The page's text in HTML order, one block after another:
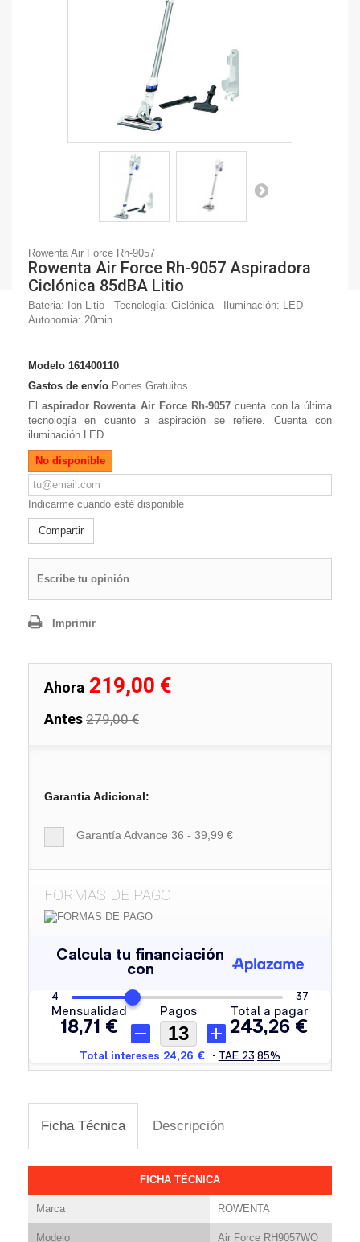
Rowenta Air Force Rh-9057
Rowenta Air Force Rh-9057 Aspiradora
Ciclónica 85dBA Litio
Bateria: Ion-Litio - Tecnología: Ciclónica - Iluminación: LED -
Autonomia: 20min
Modelo 161400110
Gastos de envío Portes Gratuitos
Elaspirador Rowenta Air Force Rh-9057 cuenta con la última
tecnología en cuanto a aspiración se refiere. Cuenta con
iluminación LED.
No disponible
Indicarme cuando esté disponible
Compartir
Escribe tu opinión
Imprimir
Ahora 219,00 €
Antes 279,00 €
Garantia Adicional:
Garantía Advance 36 - 39,99 €
FORMAS DE PAGO
Ficha Técnica Descripción
FICHA TÉCNICA
Marca ROWENTA
Modelo Air Force RH9057WO